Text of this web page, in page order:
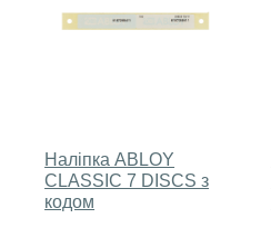
Наліпка ABLOY
CLASSIC 7 DISCS з
кодом